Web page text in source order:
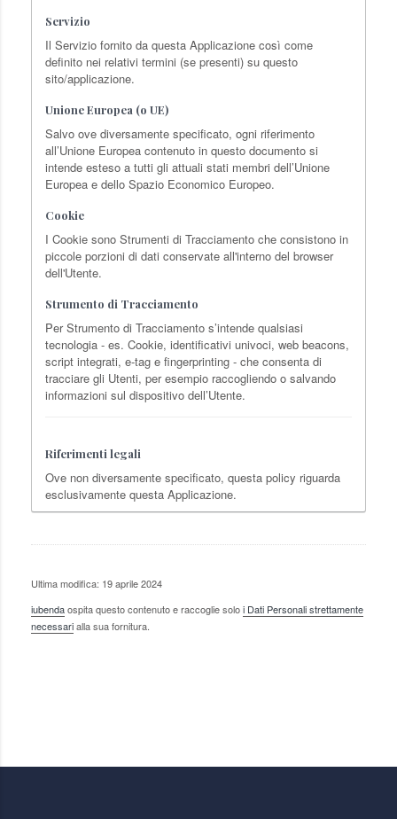
Servizio
Il Servizio fornito da questa Applicazione così come
definito nei relativi termini (se presenti) su questo
sito/applicazione.
Unione Europea (o UE)
Salvo ove diversamente specificato, ogni riferimento
all’Unione Europea contenuto in questo documento si
intende esteso a tutti gli attuali stati membri dell’Unione
Europea e dello Spazio Economico Europeo.
Cookie
I Cookie sono Strumenti di Tracciamento che consistono in
piccole porzioni di dati conservate all'interno del browser
dell'Utente.
Strumento di Tracciamento
Per Strumento di Tracciamento s’intende qualsiasi
tecnologia - es. Cookie, identificativi univoci, web beacons,
script integrati, e-tag e fingerprinting - che consenta di
tracciare gli Utenti, per esempio raccogliendo o salvando
informazioni sul dispositivo dell’Utente.
Riferimenti legali
Ove non diversamente specificato, questa policy riguarda
esclusivamente questa Applicazione.
Ultima modifica: 19 aprile 2024
iubendaospita questo contenuto e raccoglie soloi Dati Personali strettamente
necessarialla sua fornitura.